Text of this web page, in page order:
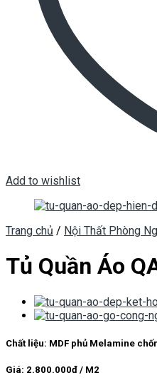
Add to wishlist
Trang chủ / Nội Thất Phòng
Tủ Quần Áo
Chất liệu: MDF phủ Melamine
Giá: 2.800.000đ / M2